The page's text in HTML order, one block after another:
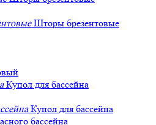
Шторы брезентовые
Купол для бассейна
Купол для бассейна
бассейна